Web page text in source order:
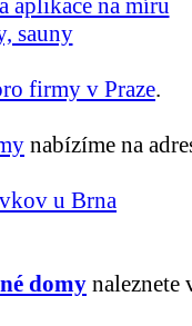
aplikace na míru
sauny
firmy v Praze.
nabízíme na
u Brna
domy naleznete